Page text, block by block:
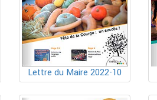
Lettre du Maire 2022-10